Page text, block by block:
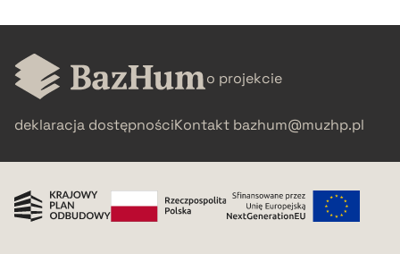
pobierz cytat
o projekcie
deklaracja dostępnościKontakt bazhum@muzhp.pl